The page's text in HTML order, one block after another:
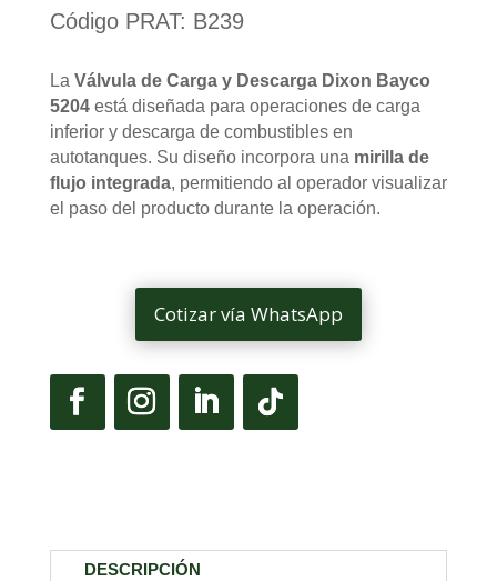
Código PRAT: B239
La Válvula de Carga y Descarga Dixon Bayco
5204está diseñada para operaciones de carga
inferior y descarga de combustibles en
autotanques. Su diseño incorpora una mirilla de
flujo integrada, permitiendo al operador visualizar
el paso del producto durante la operación.
Cotizar vía WhatsApp
DESCRIPCIÓN